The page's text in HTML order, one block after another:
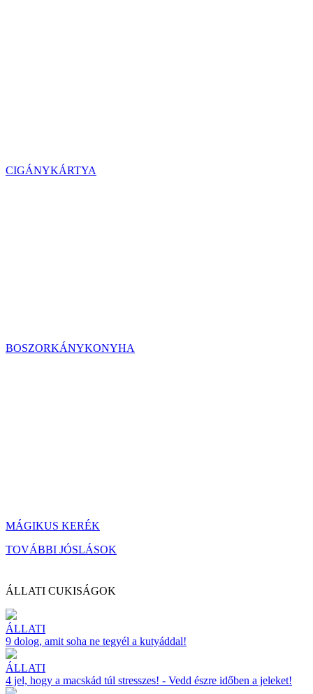
CIGÁNYKÁRTYA
BOSZORKÁNYKONYHA
MÁGIKUS KERÉK
TOVÁBBI JÓSLÁSOK
ÁLLATI CUKISÁGOK
ÁLLATI
9 dolog, amit soha ne tegyél a kutyáddal!
ÁLLATI
4 jel, hogy a macskád túl stresszes! - Vedd észre időben a jeleket!